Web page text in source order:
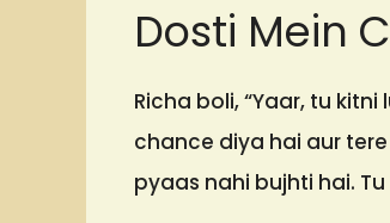
Dosti Mein
Richa boli, “Yaar, tu
chance diya hai aur
pyaas nahi bujhti hai.